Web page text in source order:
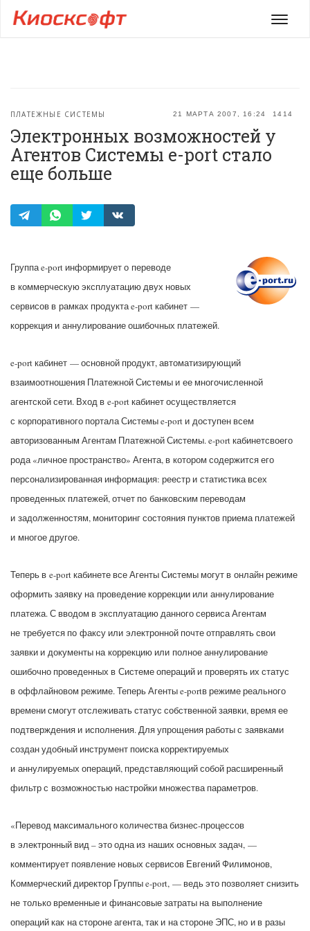
Меню
21 МАРТА 2007, 16:24 1414
ПЛАТЕЖНЫЕ СИСТЕМЫ
Электронных возможностей у
Агентов Системы e-port стало
еще больше
Группа e-port информирует о переводе
в коммерческую эксплуатацию двух новых
сервисов в рамках продукта e-port кабинет —
коррекция и аннулирование ошибочных платежей.
e-port кабинет — основной продукт, автоматизирующий
взаимоотношения Платежной Системы и ее многочисленной
агентской сети. Вход в e-port кабинет осуществляется
с корпоративного портала Системы e-port и доступен всем
авторизованным Агентам Платежной Системы. e-port кабинетсвоего
рода «личное пространство» Агента, в котором содержится его
персонализированная информация: реестр и статистика всех
проведенных платежей, отчет по банковским переводам
и задолженностям, мониторинг состояния пунктов приема платежей
и многое другое.
Теперь в e-port кабинете все Агенты Системы могут в онлайн режиме
оформить заявку на проведение коррекции или аннулирование
платежа. С вводом в эксплуатацию данного сервиса Агентам
не требуется по факсу или электронной почте отправлять свои
заявки и документы на коррекцию или полное аннулирование
ошибочно проведенных в Системе операций и проверять их статус
в оффлайновом режиме. Теперь Агенты e-portв режиме реального
времени смогут отслеживать статус собственной заявки, время ее
подтверждения и исполнения. Для упрощения работы с заявками
создан удобный инструмент поиска корректируемых
и аннулируемых операций, представляющий собой расширенный
фильтр с возможностью настройки множества параметров.
«Перевод максимального количества бизнес-процессов
в электронный вид – это одна из наших основных задач, —
комментирует появление новых сервисов Евгений Филимонов,
Коммерческий директор Группы e-port, — ведь это позволяет снизить
не только временные и финансовые затраты на выполнение
операций как на стороне агента, так и на стороне ЭПС, но и в разы